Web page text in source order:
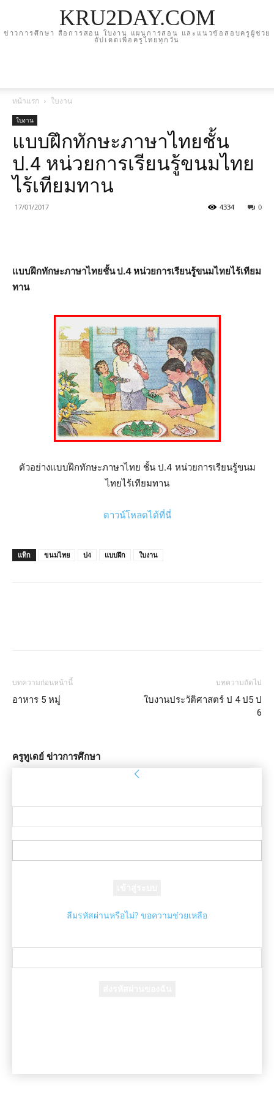
KRU2DAY.COM
ข่าวการศึกษา สื่อการสอน ใบงาน แผนการสอน และแนวข้อสอบครูผู้ช่วย
อัปเดตเพื่อครูไทยทุกวัน
หน้าแรก ใบงาน
ใบงาน
แบบฝึกทักษะภาษาไทยชั้น
ป.4 หน่วยการเรียนรู้ขนมไทย
ไร้เทียมทาน
17/01/2017 0
4334
แบบฝึกทักษะภาษาไทยชั้น ป.4 หน่วยการเรียนรู้ขนมไทยไร้เทียม
ทาน
ตัวอย่างแบบฝึกทักษะภาษาไทย ชั้น ป.4 หน่วยการเรียนรู้ขนม
ไทยไร้เทียมทาน
ดาวน์โหลดได้ที่นี่
แท็ก ขนมไทย ป4 แบบฝึก ใบงาน
บทความก่อนหน้านี้
อาหาร 5 หมู่
บทความถัดไป
ใบงานประวัติศาสตร์ ป 4 ป5 ป
6
ครูทูเดย์ ข่าวการศึกษา
ลืมรหัสผ่านหรือไม่? ขอความช่วยเหลือ